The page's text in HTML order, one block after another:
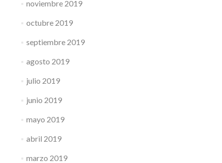
noviembre 2019
octubre 2019
septiembre 2019
agosto 2019
julio 2019
junio 2019
mayo 2019
abril 2019
marzo 2019